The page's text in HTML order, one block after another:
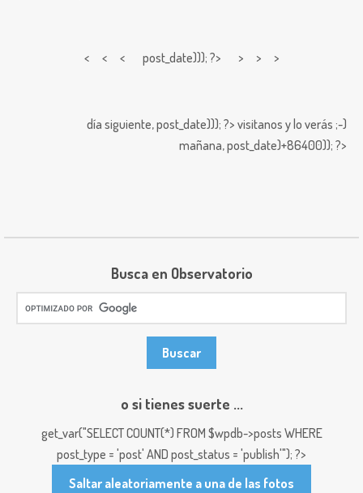
< < < post_date))); ?> > > >
día siguiente,post_date))); ?> visitanos y lo verás ;-)
mañana,post_date)+86400)); ?>
Busca en Observatorio
o si tienes suerte ...
get_var("SELECT COUNT(*) FROM $wpdb->posts WHERE
post_type = 'post' AND post_status = 'publish'"); ?>
Saltar aleatoriamente a una de las fotos